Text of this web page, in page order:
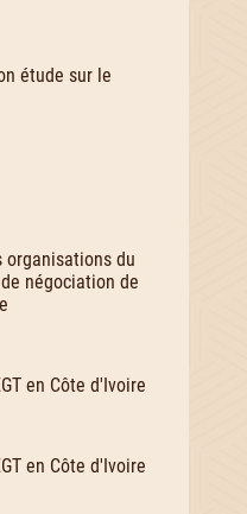
étude sur le
du
négociation de
en Côte d'Ivoire
en Côte d'Ivoire